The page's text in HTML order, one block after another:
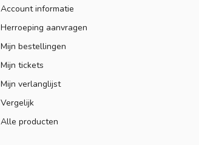
Account informatie
Herroeping aanvragen
Mijn bestellingen
Mijn tickets
Mijn verlanglijst
Vergelijk
Alle producten